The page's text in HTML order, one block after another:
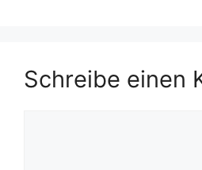
Schreibe einen